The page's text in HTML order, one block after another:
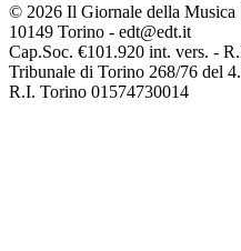
© 2026 Il Giornale della Musica
10149 Torino - edt@edt.it
Cap.Soc. €101.920 int. vers. -
Tribunale di Torino 268/76 del
R.I. Torino 01574730014